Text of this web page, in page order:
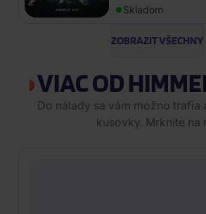
Skladom
ZOBRAZIT VŠECHNY
VIAC OD
Do nálady sa vám možno trafia
kusovky. Mrknite na